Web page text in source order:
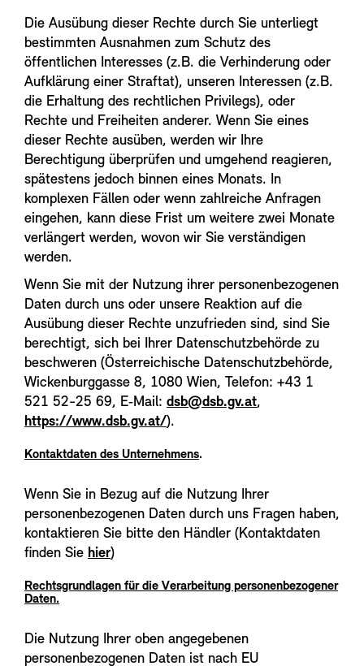
Die Ausübung dieser Rechte durch Sie unterliegt
bestimmten Ausnahmen zum Schutz des
öffentlichen Interesses (z.B. die Verhinderung oder
Aufklärung einer Straftat), unseren Interessen (z.B.
die Erhaltung des rechtlichen Privilegs), oder
Rechte und Freiheiten anderer. Wenn Sie eines
dieser Rechte ausüben, werden wir Ihre
Berechtigung überprüfen und umgehend reagieren,
spätestens jedoch binnen eines Monats. In
komplexen Fällen oder wenn zahlreiche Anfragen
eingehen, kann diese Frist um weitere zwei Monate
verlängert werden, wovon wir Sie verständigen
werden.
Wenn Sie mit der Nutzung ihrer personenbezogenen
Daten durch uns oder unsere Reaktion auf die
Ausübung dieser Rechte unzufrieden sind, sind Sie
berechtigt, sich bei Ihrer Datenschutzbehörde zu
beschweren (Österreichische Datenschutzbehörde,
Wickenburggasse 8, 1080 Wien, Telefon: +43 1
521 52-25 69, E‑Mail: dsb@dsb.gv.at,
https://www.dsb.gv.at/).
Kontaktdaten des Unternehmens.
Wenn Sie in Bezug auf die Nutzung Ihrer
personenbezogenen Daten durch uns Fragen haben,
kontaktieren Sie bitte den Händler (Kontaktdaten
finden Sie hier)
Rechtsgrundlagen für die Verarbeitung personenbezogener
Daten.
Die Nutzung Ihrer oben angegebenen
personenbezogenen Daten ist nach EU